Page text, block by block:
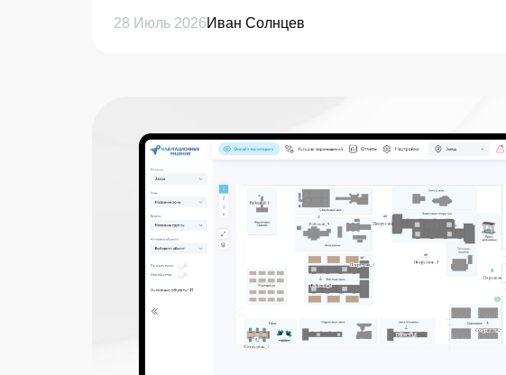
арматуры на территориях в десятки гектаров. В материале
внедрения системы трекинга активов на объектах
28 Июль 2026Иван Солнцев